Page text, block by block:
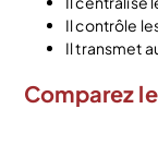
Il contrôle
Il transmet
Comparez